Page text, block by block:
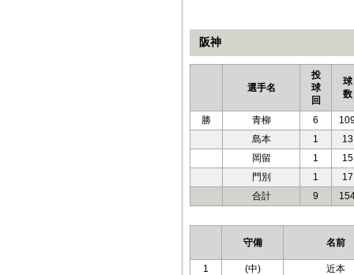
阪神
選手名
投
球
回
球
数
勝 青柳 6
島本
1
13
岡留
1
15
門別
1
17
合計
9
守備 名前
1 (中)
近本